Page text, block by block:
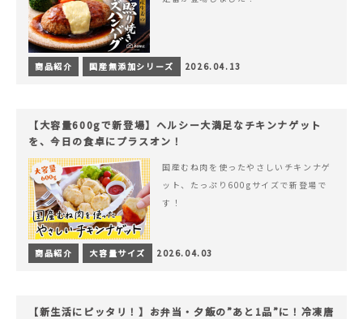
商品紹介 国産無添加シリーズ 2026.04.13
【大容量600gで新登場】ヘルシー大満足なチキンナゲット
を、今日の食卓にプラスオン！
国産むね肉を使ったやさしいチキンナゲ
ット、たっぷり600gサイズで新登場で
す！
商品紹介 大容量サイズ 2026.04.03
【新生活にピッタリ！】お弁当・夕飯の”あと1品”に！冷凍唐